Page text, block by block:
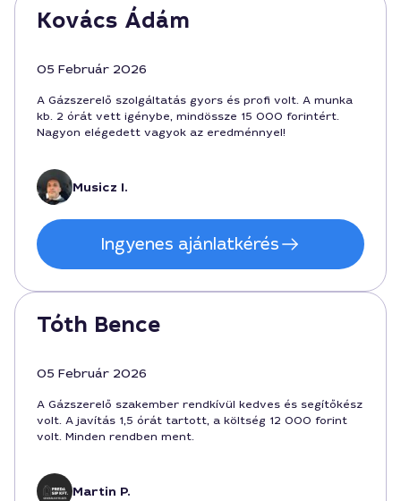
Kovács Ádám
05 Február 2026
A Gázszerelő szolgáltatás gyors és profi volt. A munka
kb. 2 órát vett igénybe, mindössze 15 000 forintért.
Nagyon elégedett vagyok az eredménnyel!
Musicz I.
Ingyenes ajánlatkérés
Tóth Bence
05 Február 2026
A Gázszerelő szakember rendkívül kedves és segítőkész
volt. A javítás 1,5 órát tartott, a költség 12 000 forint
volt. Minden rendben ment.
Martin P.